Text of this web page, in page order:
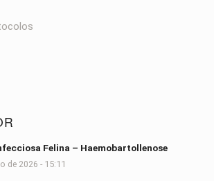
Felina – Haemobartollenose
de 2026 - 15:11